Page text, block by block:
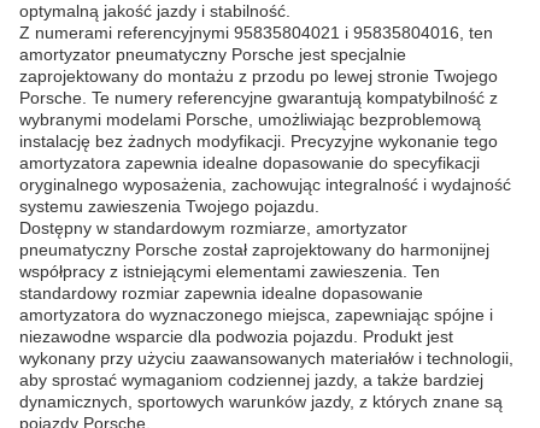
optymalną jakość jazdy i stabilność.
Z numerami referencyjnymi 95835804021 i 95835804016, ten
amortyzator pneumatyczny Porsche jest specjalnie
zaprojektowany do montażu z przodu po lewej stronie Twojego
Porsche. Te numery referencyjne gwarantują kompatybilność z
wybranymi modelami Porsche, umożliwiając bezproblemową
instalację bez żadnych modyfikacji. Precyzyjne wykonanie tego
amortyzatora zapewnia idealne dopasowanie do specyfikacji
oryginalnego wyposażenia, zachowując integralność i wydajność
systemu zawieszenia Twojego pojazdu.
Dostępny w standardowym rozmiarze, amortyzator
pneumatyczny Porsche został zaprojektowany do harmonijnej
współpracy z istniejącymi elementami zawieszenia. Ten
standardowy rozmiar zapewnia idealne dopasowanie
amortyzatora do wyznaczonego miejsca, zapewniając spójne i
niezawodne wsparcie dla podwozia pojazdu. Produkt jest
wykonany przy użyciu zaawansowanych materiałów i technologii,
aby sprostać wymaganiom codziennej jazdy, a także bardziej
dynamicznych, sportowych warunków jazdy, z których znane są
pojazdy Porsche.